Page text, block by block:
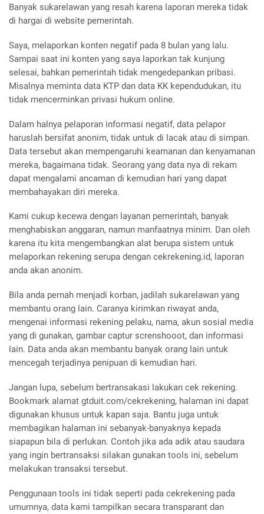
Banyak sukarelawan yang resah karena laporan mereka tidak
di hargai di website pemerintah.
Saya, melaporkan konten negatif pada 8 bulan yang lalu.
Sampai saat ini konten yang saya laporkan tak kunjung
selesai, bahkan pemerintah tidak mengedepankan pribasi.
Misalnya meminta data KTP dan data KK kependudukan, itu
tidak mencerminkan privasi hukum online.
Dalam halnya pelaporan informasi negatif, data pelapor
haruslah bersifat anonim, tidak untuk di lacak atau di simpan.
Data tersebut akan mempengaruhi keamanan dan kenyamanan
mereka, bagaimana tidak. Seorang yang data nya di rekam
dapat mengalami ancaman di kemudian hari yang dapat
membahayakan diri mereka.
Kami cukup kecewa dengan layanan pemerintah, banyak
menghabiskan anggaran, namun manfaatnya minim. Dan oleh
karena itu kita mengembangkan alat berupa sistem untuk
melaporkan rekening serupa dengan cekrekening.id, laporan
anda akan anonim.
Bila anda pernah menjadi korban, jadilah sukarelawan yang
membantu orang lain. Caranya kirimkan riwayat anda,
mengenai informasi rekening pelaku, nama, akun sosial media
yang di gunakan, gambar captur screnshooot, dan informasi
lain. Data anda akan membantu banyak orang lain untuk
mencegah terjadinya penipuan di kemudian hari.
Jangan lupa, sebelum bertransakasi lakukan cek rekening.
Bookmark alamat gtduit.com/cekrekening, halaman ini dapat
digunakan khusus untuk kapan saja. Bantu juga untuk
membagikan halaman ini sebanyak-banyaknya kepada
siapapun bila di perlukan. Contoh jika ada adik atau saudara
yang ingin bertransaksi silakan gunakan tools ini, sebelum
melakukan transaksi tersebut.
Penggunaan tools ini tidak seperti pada cekrekening pada
umumnya, data kami tampilkan secara transparant dan